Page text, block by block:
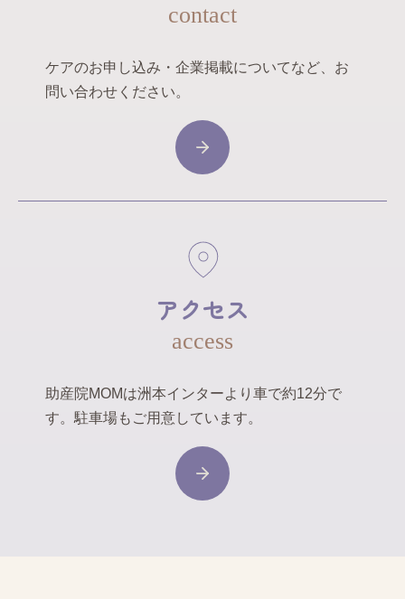
contact
ケアのお申し込み・企業掲載についてなど、お
問い合わせください。
アクセス
access
助産院MOMは洲本インターより車で約12分で
す。駐車場もご用意しています。